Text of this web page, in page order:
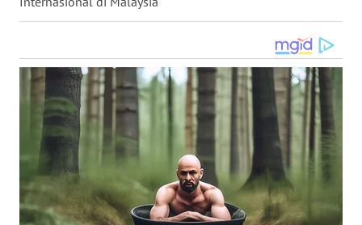
WN
KALSEL
WN
KALTIM
WN
SULSEL